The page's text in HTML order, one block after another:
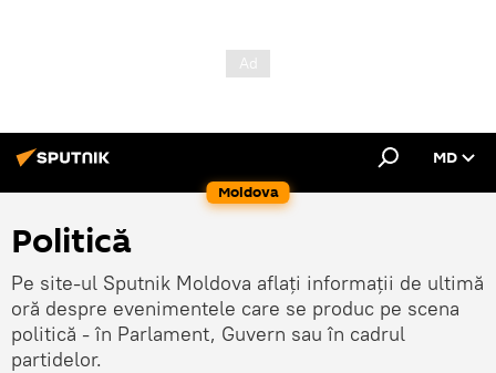
Moldova
MD
Politică
Pe site-ul Sputnik Moldova aflați informații de ultimă
oră despre evenimentele care se produc pe scena
politică - în Parlament, Guvern sau în cadrul
partidelor.